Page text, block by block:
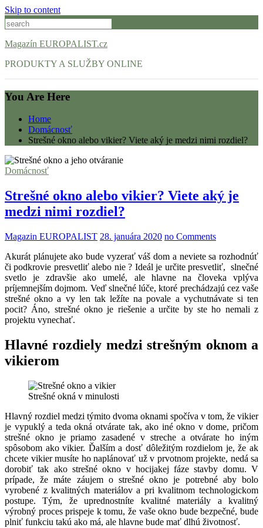
Skip to content
Magazín EUROPALIST.cz
PRODUKTY A SLUŽBY ONLINE
You Are Here
Home
Domácnosť
Strešné okno alebo vikier? Viete aký je medzi nimi rozdiel?
Domácnosť
Strešné okno alebo vikier? Viete aký je
medzi nimi rozdiel?
Magazin EUROPALIST 28. januára 2020 no Comments
Akurát plánujete ako bude vyzerať váš dom a neviete sa rozhodnúť
či podkrovie presvetliť alebo nie ? Ideál je určite presvetliť, slnečné
svetlo je zdravšie ako umelé, ale hlavne na človeka vplýva
príjemnejším dojmom. Veď slnečné lúče, ktoré prechádzajú cez vaše
strešné okno a vy len tak ležíte na povale a vychutnávate si ten
pocit? Áno, strešné okno je riešenie a určite by ste ho nemali z
projektu vynechať.
Hlavné rozdiely medzi strešným oknom a
vikierom
Strešné okná v minulosti
Hlavný rozdiel medzi týmito dvoma oknami spočíva v tom, že vikier
je vypuklý a teda okná otvárate tak, ako iné okno v dome, pričom
strešné okno je priamo zasadené v streche a otvárate ho iným
spôsobom ako vikier. Ďalším a dosť dôležitým rozdielom je, že ak
chcete vikier musíte ho naplánovať už v prvotnom projekte, nedá sa
dorobiť tak ako strešné okno v hocijakej fáze stavby domu. V
prípade, že máte záujem o strešné okno je potrebné aby bolo
vyrobené z kvalitných materiálov a pri kvalitnom technologickom
postupe. Tým, že uprednostníte kvalitné materiály a kvalitný
výrobný proces prispeje k tomu, že vaše okno bude bezpečné, bude
plniť funkciu takú ako má, ale hlavne bude mať dlhú životnosť.